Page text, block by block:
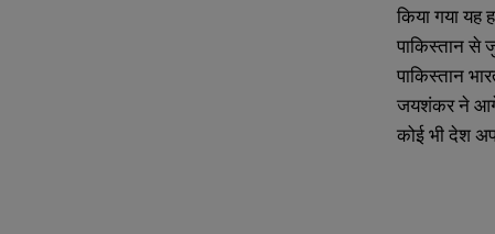
s
s
किया गया यह
पाकिस्तान से
पाकिस्तान
जयशंकर ने आगे
कोई भी देश